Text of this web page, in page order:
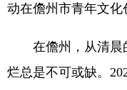
动在儋州市青年文化
在儋州，从清晨
烂总是不可或缺。